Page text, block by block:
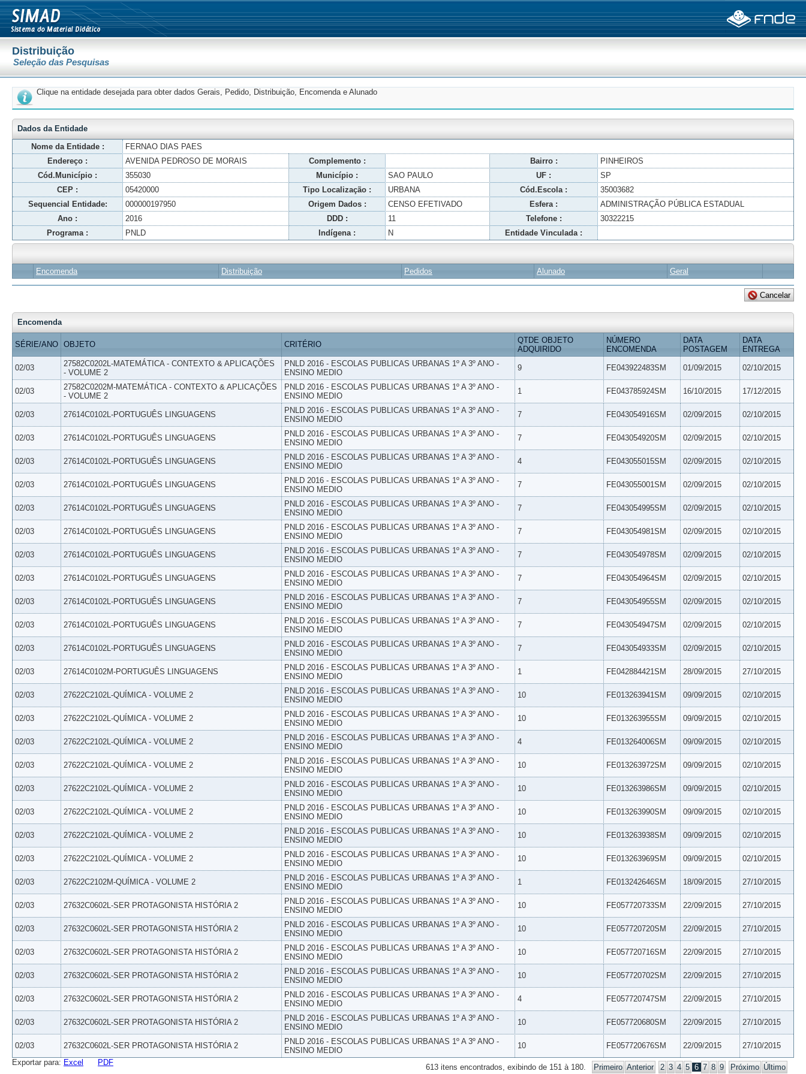
Distribuição
Seleção das Pesquisas
Clique na entidade desejada para obter dados Gerais, Pedido, Distribuição, Encomenda e Alunado
Dados da Entidade
Nome da Entidade :
FERNAO DIAS PAES
Endereço :
AVENIDA PEDROSO DE MORAIS Complemento : Bairro :
PINHEIROS
Cód.Município :
355030 Município : SAO PAULO UF :
SP
CEP :
05420000 Tipo Localização : URBANA Cód.Escola :
35003682
Sequencial Entidade:
000000197950 Origem Dados : CENSO EFETIVADO Esfera :
ADMINISTRAÇÃO PÚBLICA ESTADUAL
Ano :
2016 DDD : 11 Telefone :
30322215
Programa :
PNLD Indígena : N Entidade Vinculada :
Encomenda Distribuição Pedidos Alunado Geral
Encomenda
SÉRIE/ANO OBJETO CRITÉRIO
QTDE OBJETO
ADQUIRIDO
NÚMERO
ENCOMENDA
DATA
POSTAGEM
DATA
ENTREGA
02/03
27582C0202L-MATEMÁTICA - CONTEXTO & APLICAÇÕES
- VOLUME 2
PNLD 2016 - ESCOLAS PUBLICAS URBANAS 1º A 3º ANO -
ENSINO MEDIO
9 FE043922483SM 01/09/2015 02/10/2015
02/03
27582C0202M-MATEMÁTICA - CONTEXTO & APLICAÇÕES
- VOLUME 2
PNLD 2016 - ESCOLAS PUBLICAS URBANAS 1º A 3º ANO -
ENSINO MEDIO
1 FE043785924SM 16/10/2015 17/12/2015
02/03 27614C0102L-PORTUGUÊS LINGUAGENS
PNLD 2016 - ESCOLAS PUBLICAS URBANAS 1º A 3º ANO -
ENSINO MEDIO
7 FE043054916SM 02/09/2015 02/10/2015
02/03 27614C0102L-PORTUGUÊS LINGUAGENS
PNLD 2016 - ESCOLAS PUBLICAS URBANAS 1º A 3º ANO -
ENSINO MEDIO
7 FE043054920SM 02/09/2015 02/10/2015
02/03 27614C0102L-PORTUGUÊS LINGUAGENS
PNLD 2016 - ESCOLAS PUBLICAS URBANAS 1º A 3º ANO -
ENSINO MEDIO
4 FE043055015SM 02/09/2015 02/10/2015
02/03 27614C0102L-PORTUGUÊS LINGUAGENS
PNLD 2016 - ESCOLAS PUBLICAS URBANAS 1º A 3º ANO -
ENSINO MEDIO
7 FE043055001SM 02/09/2015 02/10/2015
02/03 27614C0102L-PORTUGUÊS LINGUAGENS
PNLD 2016 - ESCOLAS PUBLICAS URBANAS 1º A 3º ANO -
ENSINO MEDIO
7 FE043054995SM 02/09/2015 02/10/2015
02/03 27614C0102L-PORTUGUÊS LINGUAGENS
PNLD 2016 - ESCOLAS PUBLICAS URBANAS 1º A 3º ANO -
ENSINO MEDIO
7 FE043054981SM 02/09/2015 02/10/2015
02/03 27614C0102L-PORTUGUÊS LINGUAGENS
PNLD 2016 - ESCOLAS PUBLICAS URBANAS 1º A 3º ANO -
ENSINO MEDIO
7 FE043054978SM 02/09/2015 02/10/2015
02/03 27614C0102L-PORTUGUÊS LINGUAGENS
PNLD 2016 - ESCOLAS PUBLICAS URBANAS 1º A 3º ANO -
ENSINO MEDIO
7 FE043054964SM 02/09/2015 02/10/2015
02/03 27614C0102L-PORTUGUÊS LINGUAGENS
PNLD 2016 - ESCOLAS PUBLICAS URBANAS 1º A 3º ANO -
ENSINO MEDIO
7 FE043054955SM 02/09/2015 02/10/2015
02/03 27614C0102L-PORTUGUÊS LINGUAGENS
PNLD 2016 - ESCOLAS PUBLICAS URBANAS 1º A 3º ANO -
ENSINO MEDIO
7 FE043054947SM 02/09/2015 02/10/2015
02/03 27614C0102L-PORTUGUÊS LINGUAGENS
PNLD 2016 - ESCOLAS PUBLICAS URBANAS 1º A 3º ANO -
ENSINO MEDIO
7 FE043054933SM 02/09/2015 02/10/2015
02/03 27614C0102M-PORTUGUÊS LINGUAGENS
PNLD 2016 - ESCOLAS PUBLICAS URBANAS 1º A 3º ANO -
ENSINO MEDIO
1 FE042884421SM 28/09/2015 27/10/2015
02/03 27622C2102L-QUÍMICA - VOLUME 2
PNLD 2016 - ESCOLAS PUBLICAS URBANAS 1º A 3º ANO -
ENSINO MEDIO
10 FE013263941SM 09/09/2015 02/10/2015
02/03 27622C2102L-QUÍMICA - VOLUME 2
PNLD 2016 - ESCOLAS PUBLICAS URBANAS 1º A 3º ANO -
ENSINO MEDIO
10 FE013263955SM 09/09/2015 02/10/2015
02/03 27622C2102L-QUÍMICA - VOLUME 2
PNLD 2016 - ESCOLAS PUBLICAS URBANAS 1º A 3º ANO -
ENSINO MEDIO
4 FE013264006SM 09/09/2015 02/10/2015
02/03 27622C2102L-QUÍMICA - VOLUME 2
PNLD 2016 - ESCOLAS PUBLICAS URBANAS 1º A 3º ANO -
ENSINO MEDIO
10 FE013263972SM 09/09/2015 02/10/2015
02/03 27622C2102L-QUÍMICA - VOLUME 2
PNLD 2016 - ESCOLAS PUBLICAS URBANAS 1º A 3º ANO -
ENSINO MEDIO
10 FE013263986SM 09/09/2015 02/10/2015
02/03 27622C2102L-QUÍMICA - VOLUME 2
PNLD 2016 - ESCOLAS PUBLICAS URBANAS 1º A 3º ANO -
ENSINO MEDIO
10 FE013263990SM 09/09/2015 02/10/2015
02/03 27622C2102L-QUÍMICA - VOLUME 2
PNLD 2016 - ESCOLAS PUBLICAS URBANAS 1º A 3º ANO -
ENSINO MEDIO
10 FE013263938SM 09/09/2015 02/10/2015
02/03 27622C2102L-QUÍMICA - VOLUME 2
PNLD 2016 - ESCOLAS PUBLICAS URBANAS 1º A 3º ANO -
ENSINO MEDIO
10 FE013263969SM 09/09/2015 02/10/2015
02/03 27622C2102M-QUÍMICA - VOLUME 2
PNLD 2016 - ESCOLAS PUBLICAS URBANAS 1º A 3º ANO -
ENSINO MEDIO
1 FE013242646SM 18/09/2015 27/10/2015
02/03 27632C0602L-SER PROTAGONISTA HISTÓRIA 2
PNLD 2016 - ESCOLAS PUBLICAS URBANAS 1º A 3º ANO -
ENSINO MEDIO
10 FE057720733SM 22/09/2015 27/10/2015
02/03 27632C0602L-SER PROTAGONISTA HISTÓRIA 2
PNLD 2016 - ESCOLAS PUBLICAS URBANAS 1º A 3º ANO -
ENSINO MEDIO
10 FE057720720SM 22/09/2015 27/10/2015
02/03 27632C0602L-SER PROTAGONISTA HISTÓRIA 2
PNLD 2016 - ESCOLAS PUBLICAS URBANAS 1º A 3º ANO -
ENSINO MEDIO
10 FE057720716SM 22/09/2015 27/10/2015
02/03 27632C0602L-SER PROTAGONISTA HISTÓRIA 2
PNLD 2016 - ESCOLAS PUBLICAS URBANAS 1º A 3º ANO -
ENSINO MEDIO
10 FE057720702SM 22/09/2015 27/10/2015
02/03 27632C0602L-SER PROTAGONISTA HISTÓRIA 2
PNLD 2016 - ESCOLAS PUBLICAS URBANAS 1º A 3º ANO -
ENSINO MEDIO
4 FE057720747SM 22/09/2015 27/10/2015
02/03 27632C0602L-SER PROTAGONISTA HISTÓRIA 2
PNLD 2016 - ESCOLAS PUBLICAS URBANAS 1º A 3º ANO -
ENSINO MEDIO
10 FE057720680SM 22/09/2015 27/10/2015
02/03 27632C0602L-SER PROTAGONISTA HISTÓRIA 2
PNLD 2016 - ESCOLAS PUBLICAS URBANAS 1º A 3º ANO -
ENSINO MEDIO
10 FE057720676SM 22/09/2015 27/10/2015
613 itens encontrados, exibindo de 151 à 180. Primeiro Anterior 2 3 4 5 6 7 8 9 Próximo Último
Exportar para: Excel PDF